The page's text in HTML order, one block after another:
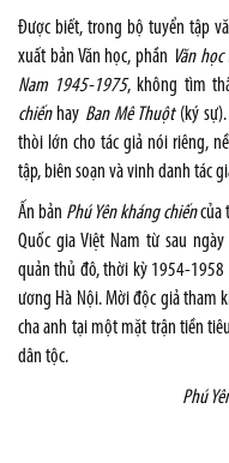
Được biết, trong bộ tuyển tập
xuất bản Văn học, phần Văn
Nam 1945-1975, không tìm
chiếnhay Ban Mê Thuột(ký
thòi lớn cho tác giả nói riêng,
tập, biên soạn và vinh danh tác
Ấn bản Phú Yên kháng chiếncủa
Quốc gia Việt Nam từ sau
quản thủ đô, thời kỳ 1954-1958
ương Hà Nội. Mời độc giả tham
cha anh tại một mặt trận tiền
dân tộc.
Phú